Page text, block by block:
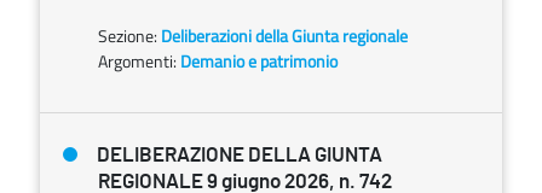
Sezione: Deliberazioni della Giunta regionale
Argomenti: Demanio e patrimonio
DELIBERAZIONE DELLA GIUNTA
REGIONALE 9 giugno 2026, n. 742